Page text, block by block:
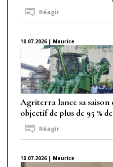
Réagir
10.07.2026 | Maurice
Agriterra lance sa saison
objectif de plus de 95 %
Réagir
10.07.2026 | Maurice